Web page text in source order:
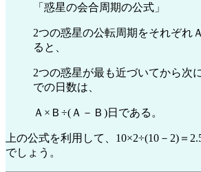
「惑星の会合周期の公式」
2つの惑星の公転周期をそれぞれ
ると、
2つの惑星が最も近づいてから次
での日数は、
Ａ×Ｂ÷(Ａ－Ｂ)日である。
上の公式を利用して、10×2÷(10－2)＝
でしょう。